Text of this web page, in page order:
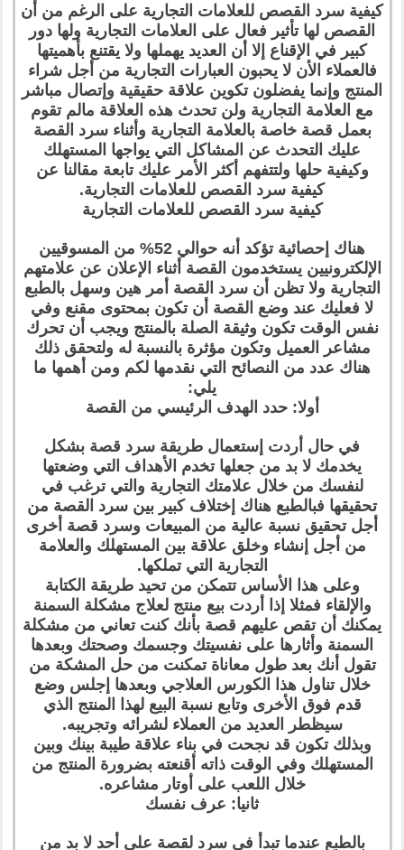
كيفية سرد القصص للعلامات التجارية على الرغم من أن
القصص لها تأثير فعال على العلامات التجارية ولها دور
كبير في الإقناع إلا أن العديد يهملها ولا يقتنع بأهميتها
فالعملاء الأن لا يحبون العبارات التجارية من أجل شراء
المنتج وإنما يفضلون تكوين علاقة حقيقية وإتصال مباشر
مع العلامة التجارية ولن تحدث هذه العلاقة مالم تقوم
بعمل قصة خاصة بالعلامة التجارية وأثناء سرد القصة
عليك التحدث عن المشاكل التي يواجها المستهلك
وكيفية حلها ولتتفهم أكثر الأمر عليك تابعة مقالنا عن
كيفية سرد القصص للعلامات التجارية.
كيفية سرد القصص للعلامات التجارية
هناك إحصائية تؤكد أنه حوالي 52% من المسوقيين
الإلكترونيين يستخدمون القصة أثناء الإعلان عن علامتهم
التجارية ولا تظن أن سرد القصة أمر هين وسهل بالطبع
لا فعليك عند وضع القصة أن تكون بمحتوى مقنع وفي
نفس الوقت تكون وثيقة الصلة بالمنتج ويجب أن تحرك
مشاعر العميل وتكون مؤثرة بالنسبة له ولتحقق ذلك
هناك عدد من النصائح التي نقدمها لكم ومن أهمها ما
يلي:
أولا: حدد الهدف الرئيسي من القصة
في حال أردت إستعمال طريقة سرد قصة بشكل
يخدمك لا بد من جعلها تخدم الأهداف التي وضعتها
لنفسك من خلال علامتك التجارية والتي ترغب في
تحقيقها فبالطبع هناك إختلاف كبير بين سرد القصة من
أجل تحقيق نسبة عالية من المبيعات وسرد قصة أخرى
من أجل إنشاء وخلق علاقة بين المستهلك والعلامة
التجارية التي تملكها.
وعلى هذا الأساس تتمكن من تحيد طريقة الكتابة
والإلقاء فمثلا إذا أردت بيع منتج لعلاج مشكلة السمنة
يمكنك أن تقص عليهم قصة بأنك كنت تعاني من مشكلة
السمنة وأثارها على نفسيتك وجسمك وصحتك وبعدها
تقول أنك بعد طول معاناة تمكنت من حل المشكة من
خلال تناول هذا الكورس العلاجي وبعدها إجلس وضع
قدم فوق الأخرى وتابع نسبة البيع لهذا المنتج الذي
سيظطر العديد من العملاء لشرائه وتجريبه.
وبذلك تكون قد نجحت في بناء علاقة طيبة بينك وبين
المستهلك وفي الوقت ذاته أقنعته بضرورة المنتج من
خلال اللعب على أوتار مشاعره.
ثانيا: عرف نفسك
بالطبع عندما تبدأ في سرد لقصة على أحد لا بد من